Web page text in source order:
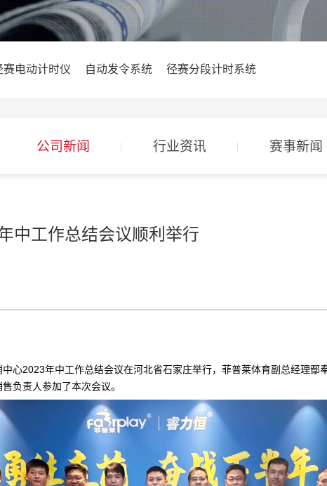
赛电动计时仪 自动发令系统 径赛分段计时系统
公司新闻 行业资讯 赛事新闻
中工作总结会议顺利举行
心2023年中工作总结会议在河北省石家庄举行，菲普莱体育副总经理鄢
负责人参加了本次会议。